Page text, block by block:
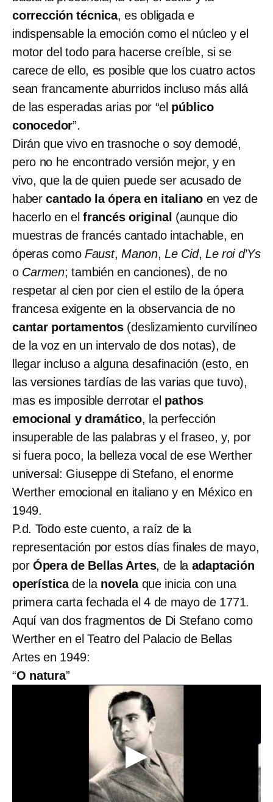
corrección técnica, es obligada e
indispensable la emoción como el núcleo y el
motor del todo para hacerse creíble, si se
carece de ello, es posible que los cuatro actos
sean francamente aburridos incluso más allá
de las esperadas arias por “el público
conocedor”.
Dirán que vivo en trasnoche o soy demodé,
pero no he encontrado versión mejor, y en
vivo, que la de quien puede ser acusado de
habercantado la ópera en italiano en vez de
hacerlo en elfrancés original (aunque dio
muestras de francés cantado intachable, en
óperas como Faust,Manon,Le Cid, Le roi d’Ys
o Carmen; también en canciones), de no
respetar al cien por cien el estilo de la ópera
francesa exigente en la observancia de no
cantar portamentos (deslizamiento curvilíneo
de la voz en un intervalo de dos notas), de
llegar incluso a alguna desafinación (esto, en
las versiones tardías de las varias que tuvo),
mas es imposible derrotar el pathos
emocional y dramático, la perfección
insuperable de las palabras y el fraseo, y, por
si fuera poco, la belleza vocal de ese Werther
universal: Giuseppe di Stefano, el enorme
Werther emocional en italiano y en México en
1949.
P.d. Todo este cuento, a raíz de la
representación por estos días finales de mayo,
por Ópera de Bellas Artes, de la adaptación
operísticade la novelaque inicia con una
primera carta fechada el 4 de mayo de 1771.
Aquí van dos fragmentos de Di Stefano como
Werther en el Teatro del Palacio de Bellas
Artes en 1949:
“O natura”